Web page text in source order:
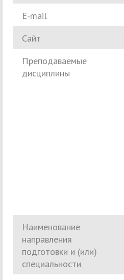
E-mail
Сайт
Преподаваемые
дисциплины
Наименование
направления
подготовки и (или)
специальности